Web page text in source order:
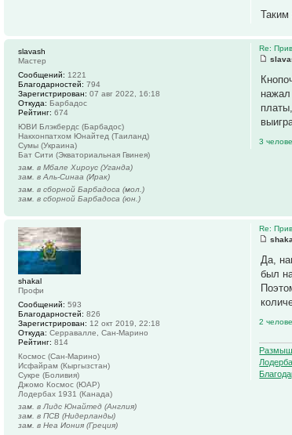
Таким
Re:
нажал
3
slavash
Мастер
Сообщений: 1221
Благодарностей: 794
Зарегистрирован: 07 авг 2022, 16:18
Откуда: Барбадос
Рейтинг: 674
ЮВИ Блэкбердс (Барбадос)
Накхонпатхом Юнайтед (Таиланд)
Сумы (Украина)
Бат Сити (Экваториальная Гвинея)
зам. в Мбале Хироус (Уганда)
зам. в Аль-Синаа (Ирак)
зам. в сборной Барбадоса (мол.)
зам. в сборной Барбадоса (юн.)
Re:
Да,
был
2
shakal
Профи
Сообщений: 593
Благодарностей: 826
Зарегистрирован: 12 окт 2019, 22:18
Откуда: Серравалле, Сан-Марино
Рейтинг: 814
Космос (Сан-Марино)
Исфайрам (Кыргызстан)
Сукре (Боливия)
Джомо Космос (ЮАР)
Лодербах 1931 (Канада)
зам. в Лидс Юнайтед (Англия)
зам. в ПСВ (Нидерланды)
зам. в Неа Иония (Греция)